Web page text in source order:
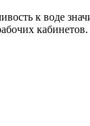
к воде
кабинетов.